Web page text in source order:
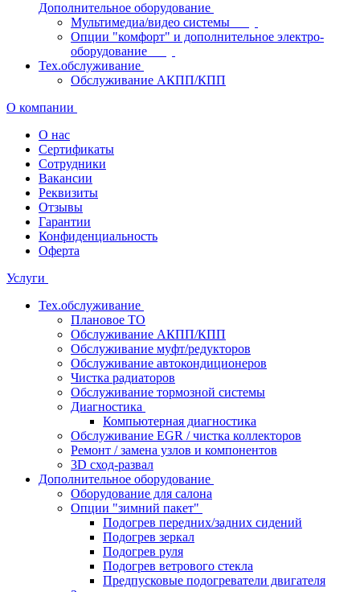
Дополнительное оборудование
Мультимедиа/видео системы
Опции "комфорт" и дополнительное электро-
оборудование
Тех.обслуживание
Обслуживание АКПП/КПП
О компании
О нас
Сертификаты
Сотрудники
Вакансии
Реквизиты
Отзывы
Гарантии
Конфиденциальность
Оферта
Услуги
Тех.обслуживание
Плановое ТО
Обслуживание АКПП/КПП
Обслуживание муфт/редукторов
Обслуживание автокондиционеров
Чистка радиаторов
Обслуживание тормозной системы
Диагностика
Компьютерная диагностика
Обслуживание EGR / чистка коллекторов
Ремонт / замена узлов и компонентов
3D сход-развал
Дополнительное оборудование
Оборудование для салона
Опции "зимний пакет"
Подогрев передних/задних сидений
Подогрев зеркал
Подогрев руля
Подогрев ветрового стекла
Предпусковые подогреватели двигателя